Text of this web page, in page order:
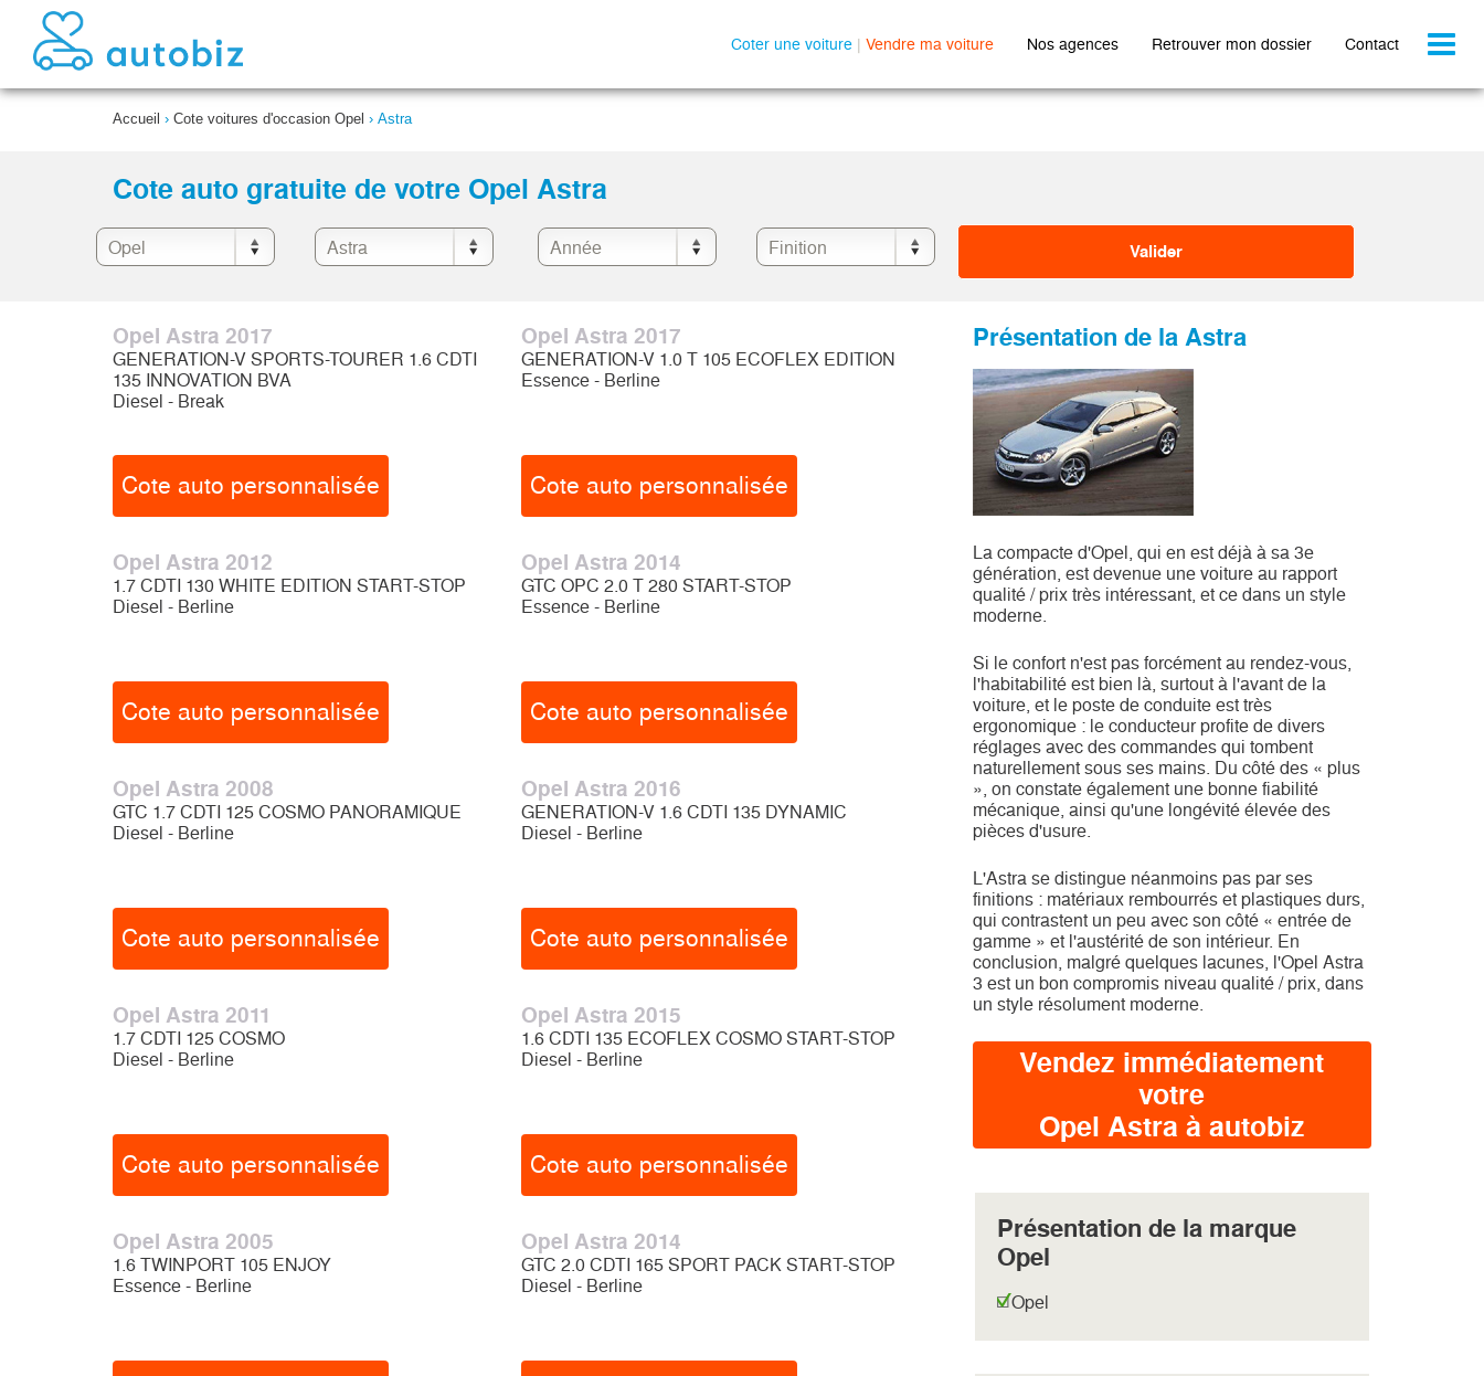
Coter une voiture | Vendre ma voiture Nos agences Retrouver mon dossier Contact
Accueil › Cote voitures d'occasion Opel › Astra
Cote auto gratuite de votre Opel Astra
Opel Astra 2017
GENERATION-V SPORTS-TOURER 1.6 CDTI
135 INNOVATION BVA
Diesel - Break
Cote auto personnalisée
Opel Astra 2017
GENERATION-V 1.0 T 105 ECOFLEX EDITION
Essence - Berline
Cote auto personnalisée
Opel Astra 2012
1.7 CDTI 130 WHITE EDITION START-STOP
Diesel - Berline
Cote auto personnalisée
Opel Astra 2014
GTC OPC 2.0 T 280 START-STOP
Essence - Berline
Cote auto personnalisée
Opel Astra 2008
GTC 1.7 CDTI 125 COSMO PANORAMIQUE
Diesel - Berline
Cote auto personnalisée
Opel Astra 2016
GENERATION-V 1.6 CDTI 135 DYNAMIC
Diesel - Berline
Cote auto personnalisée
Opel Astra 2011
1.7 CDTI 125 COSMO
Diesel - Berline
Cote auto personnalisée
Opel Astra 2015
1.6 CDTI 135 ECOFLEX COSMO START-STOP
Diesel - Berline
Cote auto personnalisée
Opel Astra 2005
1.6 TWINPORT 105 ENJOY
Essence - Berline
Opel Astra 2014
GTC 2.0 CDTI 165 SPORT PACK START-STOP
Diesel - Berline
Présentation de la Astra
La compacte d'Opel, qui en est déjà à sa 3e
génération, est devenue une voiture au rapport
qualité / prix très intéressant, et ce dans un style
moderne.
Si le confort n'est pas forcément au rendez-vous,
l'habitabilité est bien là, surtout à l'avant de la
voiture, et le poste de conduite est très
ergonomique : le conducteur profite de divers
réglages avec des commandes qui tombent
naturellement sous ses mains. Du côté des « plus
», on constate également une bonne fiabilité
mécanique, ainsi qu'une longévité élevée des
pièces d'usure.
L'Astra se distingue néanmoins pas par ses
finitions : matériaux rembourrés et plastiques durs,
qui contrastent un peu avec son côté « entrée de
gamme » et l'austérité de son intérieur. En
conclusion, malgré quelques lacunes, l'Opel Astra
3 est un bon compromis niveau qualité / prix, dans
un style résolument moderne.
Vendez immédiatement
votre
Opel Astra à autobiz
Présentation de la marque
Opel
Opel